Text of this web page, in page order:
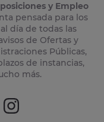
y Empleo
pensada para los
día de todas las
de Ofertas y
Públicas,
de instancias,
más.